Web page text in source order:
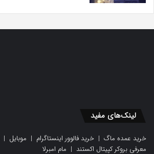
لینک‌های مفید
خرید عمده ماگ | خرید فالوور اینستاگرام | موبایل |
معرفی بروکر کپیتال اکستند | مام امبرلا